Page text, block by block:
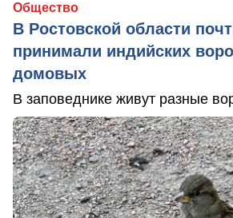
Общество
В Ростовской области
принимали индийских
домовых
В заповеднике живут разные